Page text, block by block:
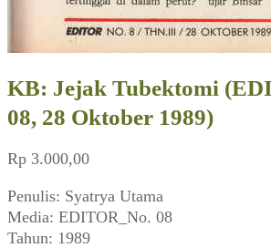
KB: Jejak Tubektomi
08, 28 Oktober 1989)
Rp 3.000,00
Penulis: Syatrya Utama
Media: EDITOR_No. 08
Tahun: 1989